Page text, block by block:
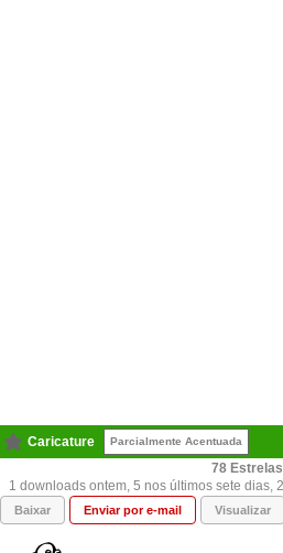
Caricature Parcialmente Acentuada
78
1 downloads ontem, 5 nos últimos sete dias,
Baixar Enviar por e-mail Visualizar